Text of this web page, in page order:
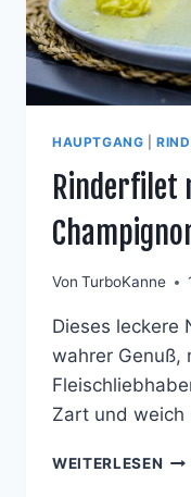
HAUPTGANG |RIND
Rinderfilet
Von TurboKanne
Dieses leckere
wahrer Genuß,
Zart und weich
WEITERLESEN